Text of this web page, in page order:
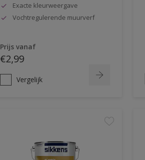
Exacte kleurweergave
Vochtregulerende muurverf
Prijs vanaf
€2,99
Vergelijk